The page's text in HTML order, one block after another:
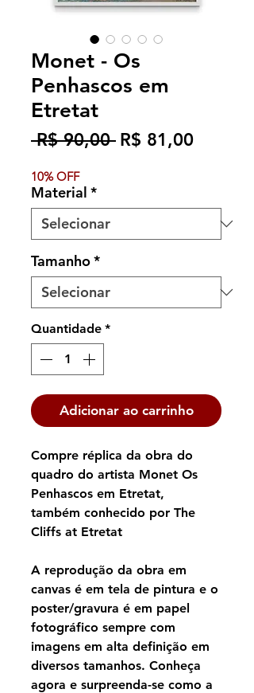
Monet - Os
Penhascos em
Etretat
R$ 90,00 Preço
R$ 81,00Preço
10% OFF
Material *
Tamanho*
Quantidade *
Adicionar ao carrinho
Compre réplica da obra do
quadro do artista Monet Os
Penhascos em Etretat,
também conhecido por The
Cliffs at Etretat
A reprodução da obra em
canvas é em tela de pintura e o
poster/gravura é em papel
fotográfico sempre com
imagens em alta definição em
diversos tamanhos. Conheça
agora e surpreenda-se como a